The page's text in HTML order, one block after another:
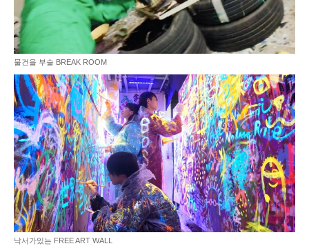
물건을 부술 BREAK ROOM
낙서가있는 FREE ART WALL